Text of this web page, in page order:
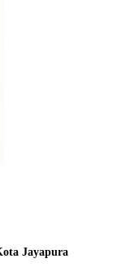
Jayapura